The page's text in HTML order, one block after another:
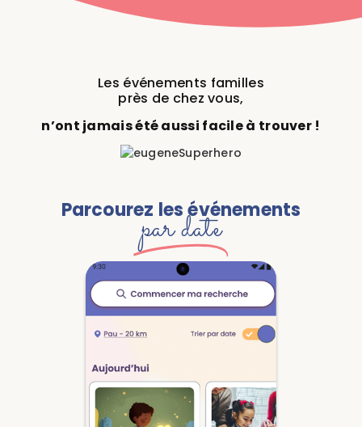
Les événements familles
près de chez vous,
n’ont jamais été aussi facile à trouver !
Parcourez les événements
par date